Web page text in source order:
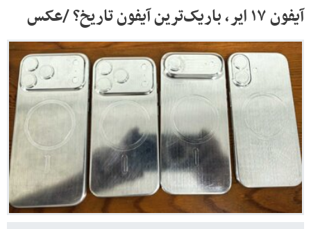
آیفون ۱۷ ایر، باریک‌ترین آیفون تاریخ؟ /عکس